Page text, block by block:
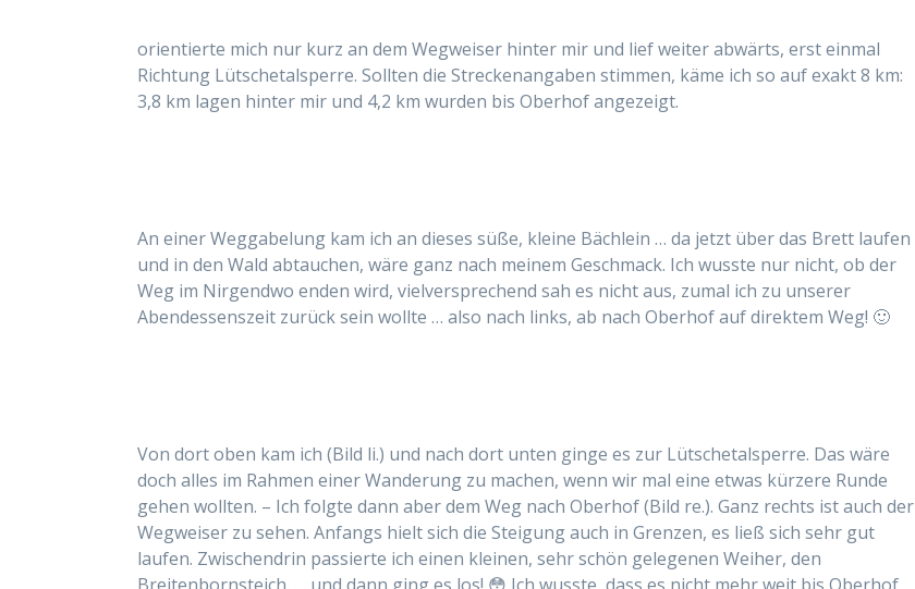
orientierte mich nur kurz an dem Wegweiser hinter mir und lief weiter abwärts, erst einmal
Richtung Lütschetalsperre. Sollten die Streckenangaben stimmen, käme ich so auf exakt 8 km:
3,8 km lagen hinter mir und 4,2 km wurden bis Oberhof angezeigt.
An einer Weggabelung kam ich an dieses süße, kleine Bächlein … da jetzt über das Brett laufen
und in den Wald abtauchen, wäre ganz nach meinem Geschmack. Ich wusste nur nicht, ob der
Weg im Nirgendwo enden wird, vielversprechend sah es nicht aus, zumal ich zu unserer
Abendessenszeit zurück sein wollte … also nach links, ab nach Oberhof auf direktem Weg! 🙂
Von dort oben kam ich (Bild li.) und nach dort unten ginge es zur Lütschetalsperre. Das wäre
doch alles im Rahmen einer Wanderung zu machen, wenn wir mal eine etwas kürzere Runde
gehen wollten. – Ich folgte dann aber dem Weg nach Oberhof (Bild re.). Ganz rechts ist auch der
Wegweiser zu sehen. Anfangs hielt sich die Steigung auch in Grenzen, es ließ sich sehr gut
laufen. Zwischendrin passierte ich einen kleinen, sehr schön gelegenen Weiher, den